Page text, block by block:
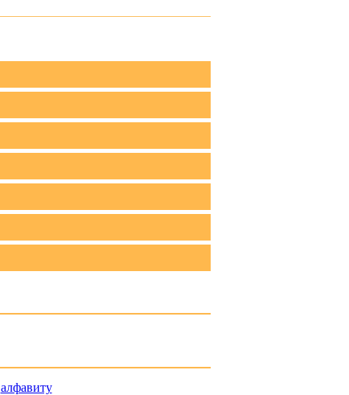
алфавиту